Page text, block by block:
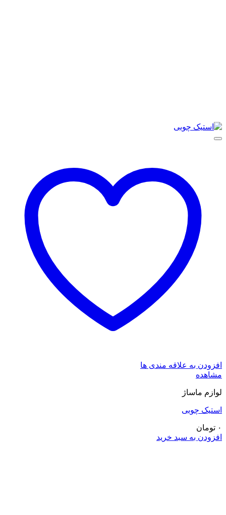
افزودن به علاقه مندی ها
مشاهده
لوازم ماساژ
استیک چوبی
۰ تومان
افزودن به سبد خرید